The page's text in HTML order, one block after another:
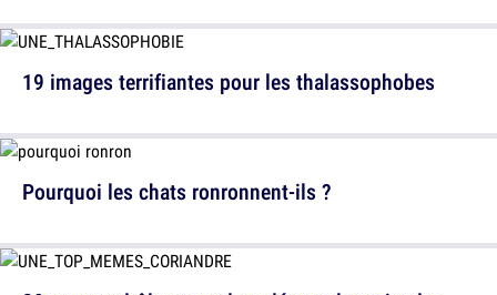
Pourquoi les chats ronronnent-ils ?
19 images terrifiantes pour les thalassophobes